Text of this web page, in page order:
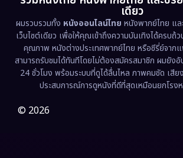
Fantasy จินตนาการ
Fiction
Film
Gothic
เดียว
ผมรวบรวมทั้ง หนังออนไลน์ไทย หนังพากย์ไทย แล
เว็บไซต์เดียว เพื่อให้คุณเข้าถึงความบันเทิงได้ครบถ้ว
คุณภาพ หนังต่างประเทศพากย์ไทย หรือซีรี่ย์จา
สามารถรับชมได้ทันทีโดยไม่ต้องสมัครสมาชิก ผมยัง
24 ชั่วโมง พร้อมระบบที่ดูได้ลื่นไหล ภาพคมชัด เสี
ประสบการณ์การดูหนังที่ดีที่สุดเหมือนยกโรง
© 2026